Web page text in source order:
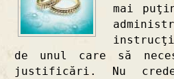
mai
de unul care să
justificări. Nu